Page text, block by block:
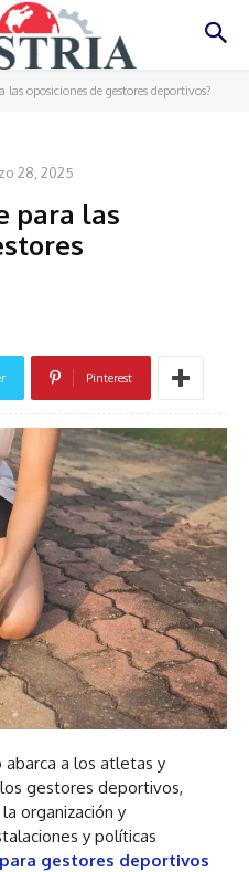
las oposiciones de gestores deportivos?
28, 2025
para las
Pinterest
a los atletas y
gestores deportivos,
organización y
y políticas
gestores deportivos